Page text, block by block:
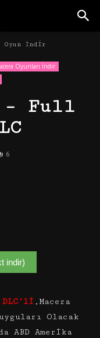
İndir
Oyunları İndir
– Full
6
indir)
,Macera
Olacak
ABD Amerika